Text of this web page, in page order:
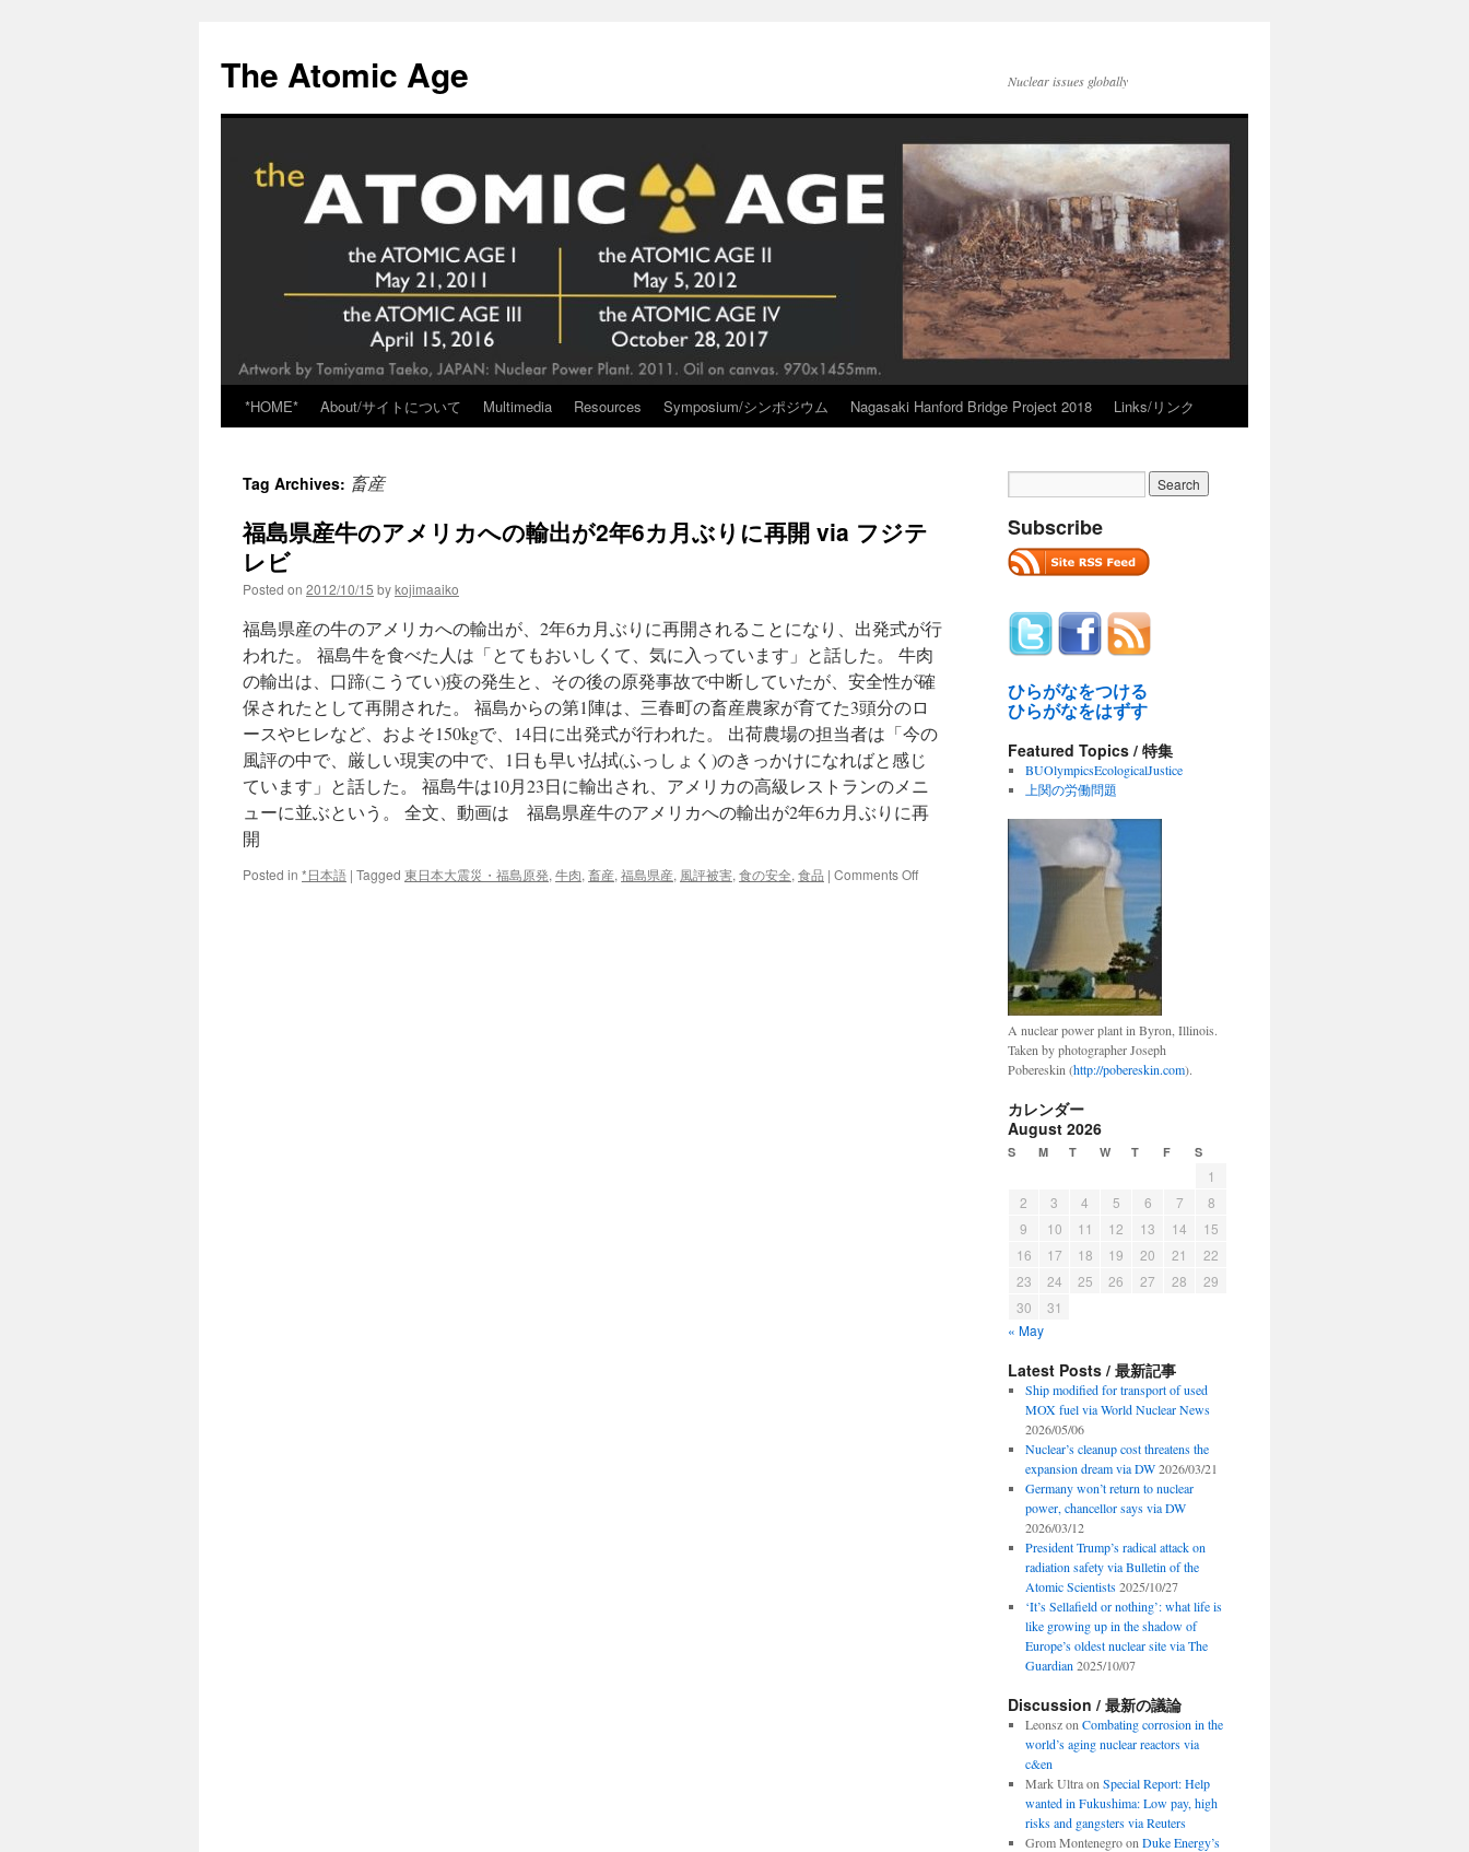
content
The Atomic Age Nuclear issues globally
*HOME* About/サイトについて Multimedia Resources Symposium/シンポジウム Nagasaki Hanford Bridge Project 2018 Links/リンク
Tag Archives: 畜産
福島県産牛のアメリカへの輸出が2年6カ月ぶりに再開 via フジテ
レビ
Posted on 2012/10/15 bykojimaaiko
福島県産の牛のアメリカへの輸出が、2年6カ月ぶりに再開されることになり、出発式が行
われた。 福島牛を食べた人は「とてもおいしくて、気に入っています」と話した。 牛肉
の輸出は、口蹄(こうてい)疫の発生と、その後の原発事故で中断していたが、安全性が確
保されたとして再開された。 福島からの第1陣は、三春町の畜産農家が育てた3頭分のロ
ースやヒレなど、およそ150kgで、14日に出発式が行われた。 出荷農場の担当者は「今の
風評の中で、厳しい現実の中で、1日も早い払拭(ふっしょく)のきっかけになればと感じ
ています」と話した。 福島牛は10月23日に輸出され、アメリカの高級レストランのメニ
ューに並ぶという。 全文、動画は 福島県産牛のアメリカへの輸出が2年6カ月ぶりに再
開
Posted in *日本語 | Tagged 東日本大震災・福島原発, 牛肉, 畜産, 福島県産, 風評被害, 食の安全, 食品 | Comments Offon
Subscribe
ひらがなをつける
ひらがなをはずす
Featured Topics / 特集
BUOlympicsEcologicalJustice
上関の労働問題
A nuclear power plant in Byron, Illinois.
Taken by photographer Joseph
Pobereskin (http://pobereskin.com).
カレンダー
August 2026
S M T W T F S
1
2
3 4 5 6 7
8
9
10 11 12 13 14
15
16
17 18 19 20 21
22
23
24 25 26 27 28
29
30
31
« May
Latest Posts / 最新記事
Ship modified for transport of used
MOX fuel via World Nuclear News
2026/05/06
Nuclear’s cleanup cost threatens the
expansion dream via DW 2026/03/21
Germany won’t return to nuclear
power, chancellor says via DW
2026/03/12
President Trump’s radical attack on
radiation safety via Bulletin of the
Atomic Scientists 2025/10/27
‘It’s Sellafield or nothing’: what life is
like growing up in the shadow of
Europe’s oldest nuclear site via The
Guardian 2025/10/07
Discussion / 最新の議論
Leonszon Combating corrosion in the
world’s aging nuclear reactors via
c&en
Mark Ultraon Special Report: Help
wanted in Fukushima: Low pay, high
risks and gangsters via Reuters
Grom Montenegroon Duke Energy’s